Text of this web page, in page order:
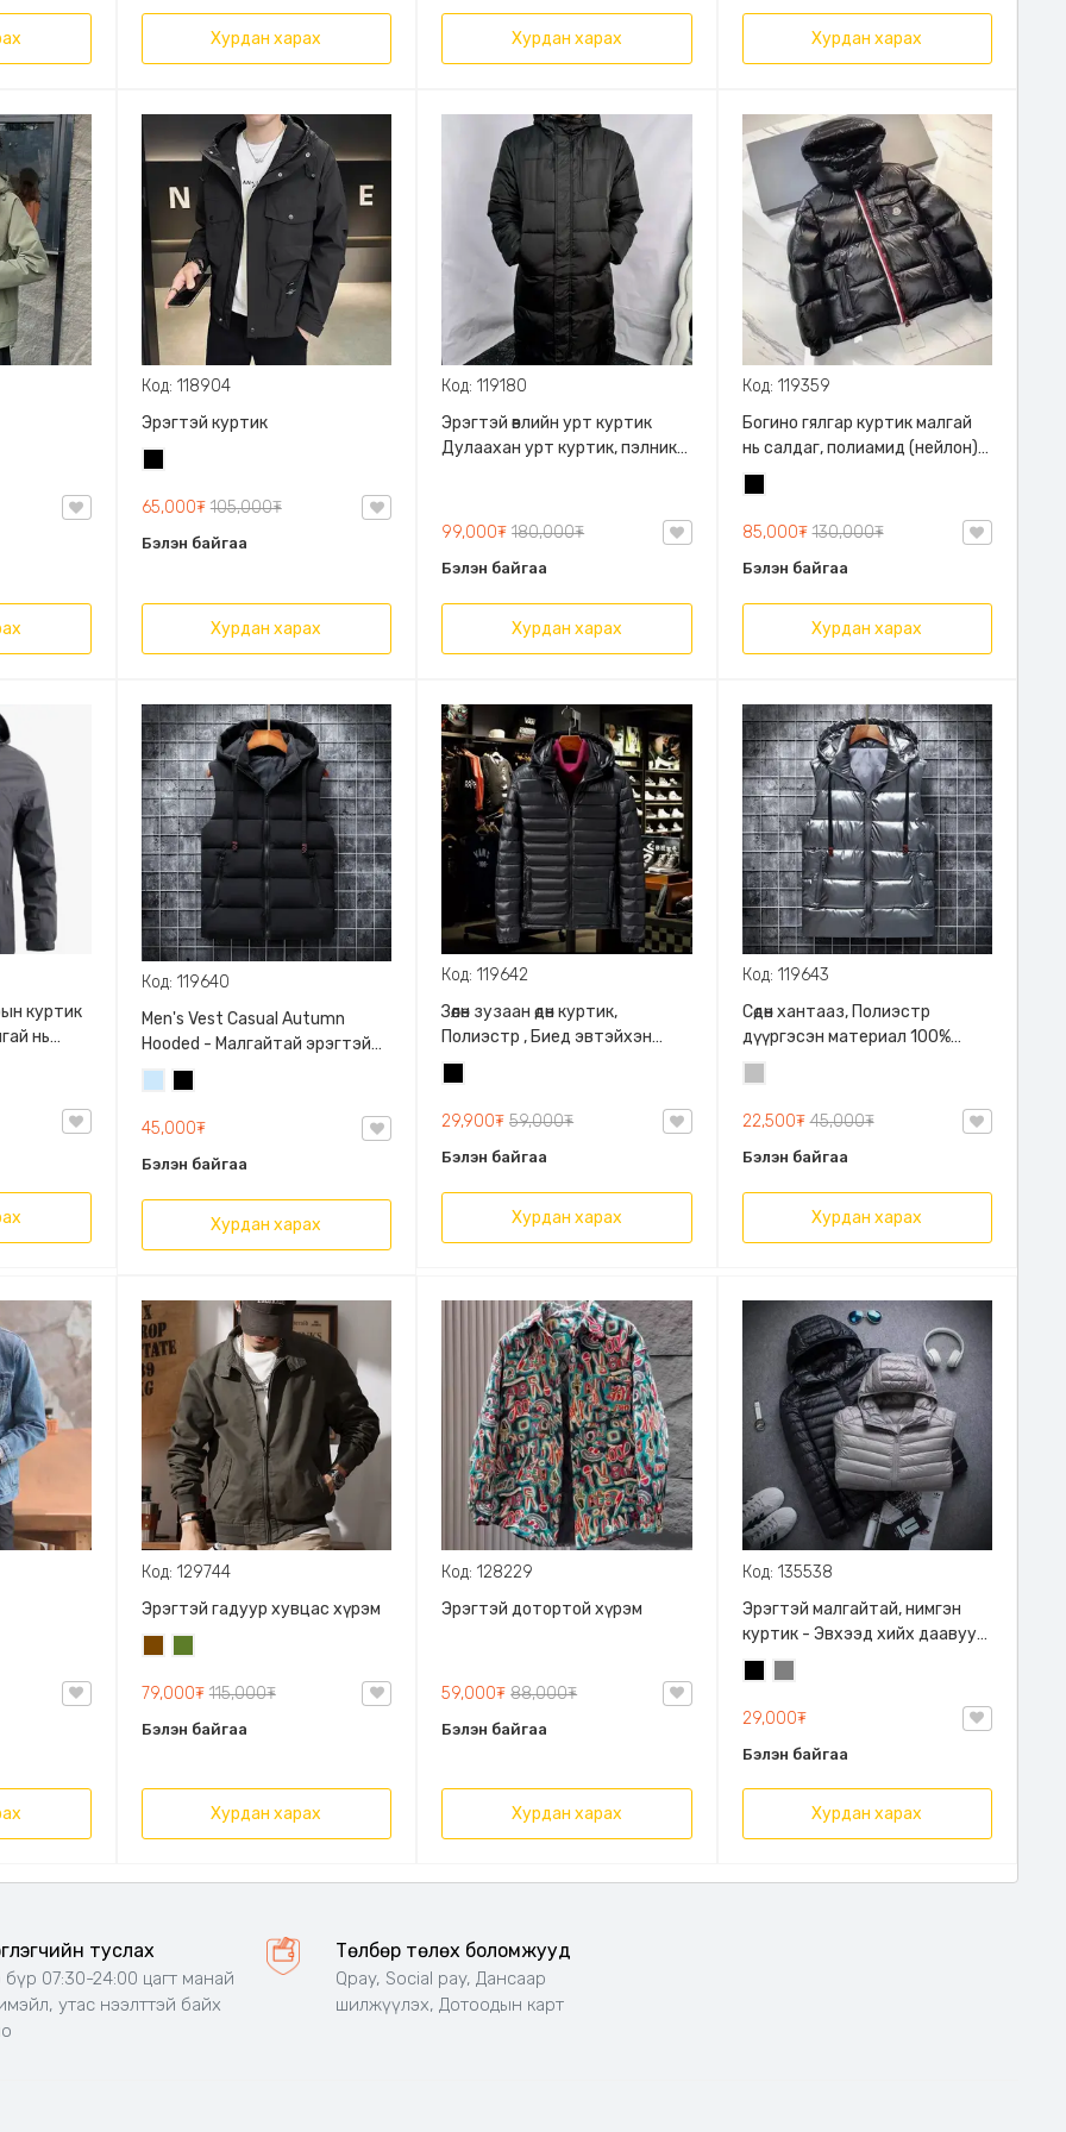
Хурдан харах Хурдан харах Хурдан харах
Код: 118904
Эрэгтэй куртик
65,000₮ 105,000₮
Бэлэн байгаа
Хурдан харах
Код: 119180
Эрэгтэй өвлийн урт куртик
Дулаахан урт куртик, пэлник
99,000₮180,000₮
Бэлэн байгаа
Хурдан харах
Код: 119359
Богино гялгар куртик малгай
нь салдаг, полиамид (нейлон)
100%, Хөнгөн богино учир хөдөлгөөнд
саад болохгүй.
85,000₮130,000₮
Бэлэн байгаа
Хурдан харах
куртик
нь
Код: 119640
Men's Vest Casual Autumn
Hooded - Малгайтай эрэгтэй
хантааз, Малгай нь салдаг
45,000₮
Бэлэн байгаа
Хурдан харах
Код: 119642
Зөөлөн зузаан өдөн куртик,
Полиэстр , Биед эвтэйхэн
тухтай хөдөлгөөнд саад болохгүй
29,900₮59,000₮
Бэлэн байгаа
Хурдан харах
Код: 119643
Сөдөн хантааз, Полиэстр
дүүргэсэн материал 100%
полиэфир, Биед эвтэйхэн
тухтай хөдөлгөөнд саад болохгүй
22,500₮45,000₮
Бэлэн байгаа
Хурдан харах
Код: 129744
Эрэгтэй гадуур хувцас хүрэм
79,000₮ 115,000₮
Бэлэн байгаа
Хурдан харах
Код: 128229
Эрэгтэй дотортой хүрэм
59,000₮88,000₮
Бэлэн байгаа
Хурдан харах
Код: 135538
Эрэгтэй малгайтай, нимгэн
куртик - Эвхээд хийх даавуун
ууттай, авч явахад авсаархан,
Ус чийг нэвтрүүлэхгүй
материалтай, 2 өнгөний
29,000₮
Бэлэн байгаа
Хурдан харах
туслах
бүр 07:30-24:00 цагт манай
утас нээлттэй байх
Төлбөр төлөх боломжууд
Qpay, Social pay, Дансаар
шилжүүлэх, Дотоодын карт